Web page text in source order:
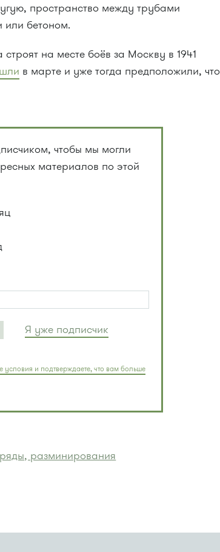
пространство между трубами
или бетоном.
на месте боёв за Москву в 1941
в марте и уже тогда предположили, что
чтобы мы могли
материалов по этой
Я уже подписчик
условия и подтверждаете, что вам больше
разминирования